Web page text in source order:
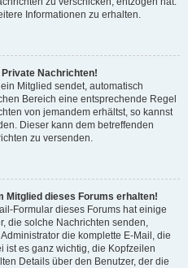
Informationen zu erhalten.
Nachrichten!
Mitglied sendet, automatisch
Bereich eine entsprechende Regel
von jemandem erhältst, so kannst
Dieser kann dem betreffenden
zu versenden.
Mitglied dieses Forums erhalten!
Formular dieses Forums hat einige
die solche Nachrichten senden,
die komplette E-Mail, die
ist es ganz wichtig, die Kopfzeilen
Details über den Benutzer, der die